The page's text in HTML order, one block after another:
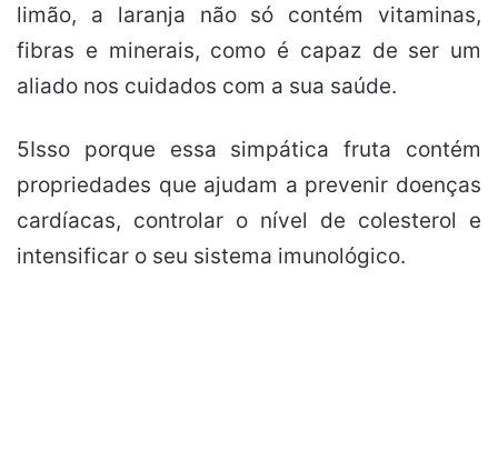
limão, a laranja não só contém vitaminas,
fibras e minerais, como é capaz de ser um
aliado nos cuidados com a sua saúde.
5Isso porque essa simpática fruta contém
propriedades que ajudam a prevenir doenças
cardíacas, controlar o nível de colesterol e
intensificar o seu sistema imunológico.